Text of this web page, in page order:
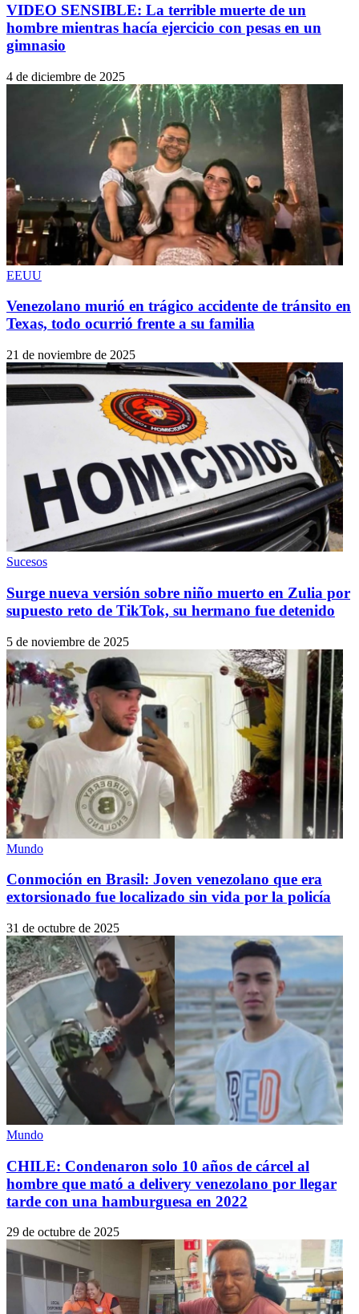
VIDEO SENSIBLE: La terrible muerte de un
hombre mientras hacía ejercicio con pesas en un
gimnasio
4 de diciembre de 2025
EEUU
Venezolano murió en trágico accidente de tránsito en
Texas, todo ocurrió frente a su familia
21 de noviembre de 2025
Sucesos
Surge nueva versión sobre niño muerto en Zulia por
supuesto reto de TikTok, su hermano fue detenido
5 de noviembre de 2025
Mundo
Conmoción en Brasil: Joven venezolano que era
extorsionado fue localizado sin vida por la policía
31 de octubre de 2025
Mundo
CHILE: Condenaron solo 10 años de cárcel al
hombre que mató a delivery venezolano por llegar
tarde con una hamburguesa en 2022
29 de octubre de 2025